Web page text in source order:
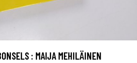
: MAIJA MEHILÄINEN